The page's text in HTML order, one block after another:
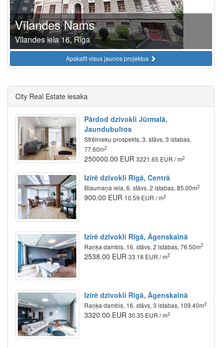
Vīlandes Nams
Vīlandes iela 16, Rīga
Apskatīt visus jaunos projektus
City Real Estate iesaka
Pārdod dzīvokli Jūrmalā,
Jaundubultos
Strēlnieku prospekts, 3. stāvs, 3 istabas,
77.60m2
250000.00 EUR 3221.65 EUR / m2
Izīrē dzīvokli Rīgā, Centrā
Blaumaņa iela, 6. stāvs, 2 istabas, 85.00m2
900.00 EUR 10.59 EUR / m2
Izīrē dzīvokli Rīgā, Āgenskalnā
Raņķa dambis, 16. stāvs, 2 istabas, 76.50m2
2538.00 EUR 33.18 EUR / m2
Izīrē dzīvokli Rīgā, Āgenskalnā
Raņķa dambis, 16. stāvs, 3 istabas, 109.40m2
3320.00 EUR 30.35 EUR / m2